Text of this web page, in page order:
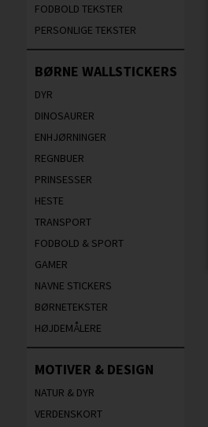
FODBOLD TEKSTER
PERSONLIGE TEKSTER
BØRNE WALLSTICKERS
DYR
DINOSAURER
ENHJØRNINGER
REGNBUER
PRINSESSER
HESTE
TRANSPORT
FODBOLD & SPORT
GAMER
NAVNE STICKERS
BØRNETEKSTER
HØJDEMÅLERE
MOTIVER & DESIGN
NATUR & DYR
VERDENSKORT